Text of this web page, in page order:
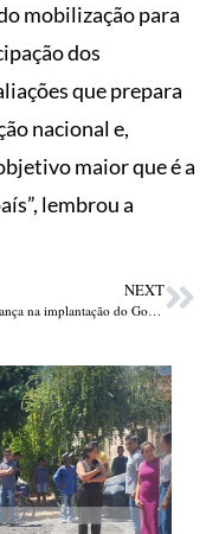
mobilização para
dos
que prepara
nacional e,
maior que é a
lembrou a
NEXT
Piauí avança na implantação do Governo Digital